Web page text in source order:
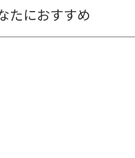
たにおすすめ